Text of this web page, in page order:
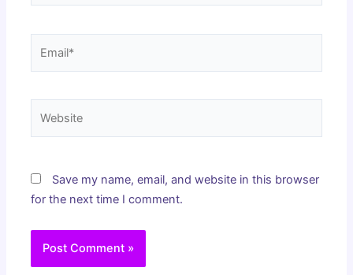
Save my name, email, and website in this browser
for the next time I comment.